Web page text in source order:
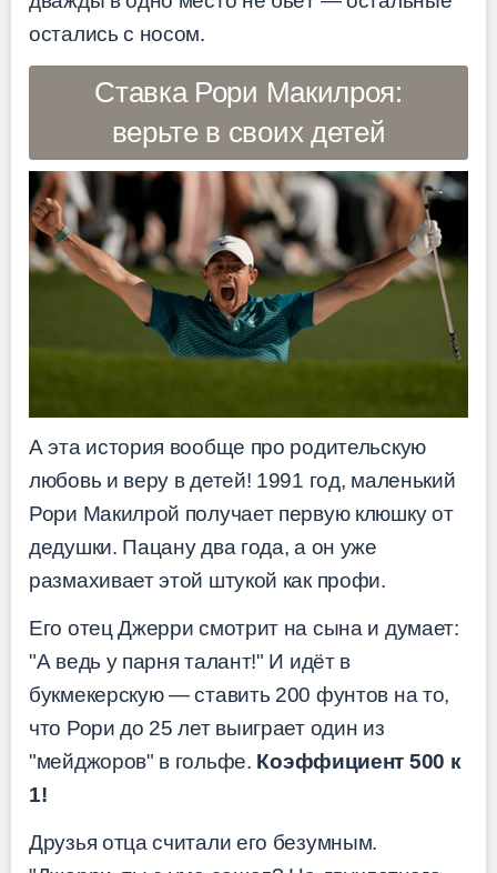
остались с носом.
Ставка Рори Макилроя:
верьте в своих детей
А эта история вообще про родительскую
любовь и веру в детей! 1991 год, маленький
Рори Макилрой получает первую клюшку от
дедушки. Пацану два года, а он уже
размахивает этой штукой как профи.
Его отец Джерри смотрит на сына и думает:
"А ведь у парня талант!" И идёт в
букмекерскую — ставить 200 фунтов на то,
что Рори до 25 лет выиграет один из
"мейджоров" в гольфе. Коэффициент 500 к
1!
Друзья отца считали его безумным.